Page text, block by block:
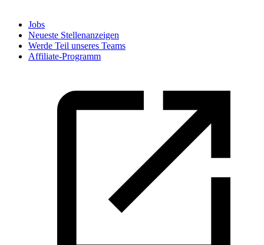
Jobs
Neueste Stellenanzeigen
Werde Teil unseres Teams
Affiliate-Programm